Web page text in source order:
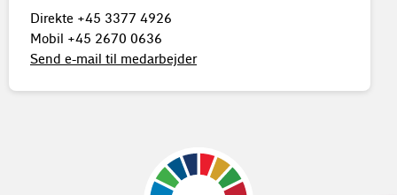
Direkte +45 3377 4926
Mobil +45 2670 0636
Send e-mail til medarbejder